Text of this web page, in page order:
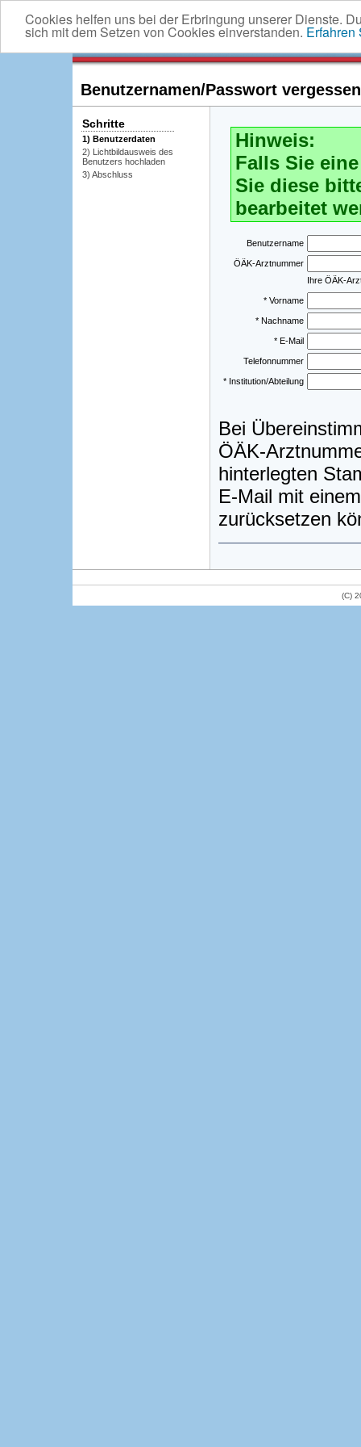
Cookies helfen uns bei der Erbringung unserer Dienste.
sich mit dem Setzen von Cookies einverstanden. Erfahren
Benutzernamen/Passwort
Schritte
1) Benutzerdaten
2) Lichtbildausweis des
Benutzers hochladen
3) Abschluss
Hinweis:
Falls Sie
Sie diese
bearbeitet
Benutzername
ÖÄK-Arztnummer
Ihre ÖÄK-
* Vorname
* Nachname
* E-Mail
Telefonnummer
* Institution/Abteilung
Bei
ÖÄK-
hinterlegten
E-Mail mit
zurücksetzen
(C)